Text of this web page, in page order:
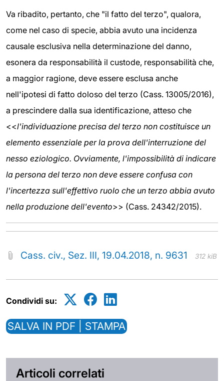
Va ribadito, pertanto, che "il fatto del terzo", qualora,
come nel caso di specie, abbia avuto una incidenza
causale esclusiva nella determinazione del danno,
esonera da responsabilità il custode, responsabilità che,
a maggior ragione, deve essere esclusa anche
nell'ipotesi di fatto doloso del terzo (Cass. 13005/2016),
a prescindere dalla sua identificazione, atteso che
<<l'individuazione precisa del terzo non costituisce un
elemento essenziale per la prova dell'interruzione del
nesso eziologico. Ovviamente, l'impossibilità di indicare
la persona del terzo non deve essere confusa con
l'incertezza sull'effettivo ruolo che un terzo abbia avuto
nella produzione dell'evento>> (Cass. 24342/2015).
Cass. civ., Sez. III, 19.04.2018, n. 9631 312 kiB
Condividi su:
SALVA IN PDF | STAMPA
Articoli correlati